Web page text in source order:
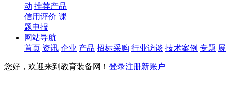
动 推荐产品
信用评价 课
题申报
网站导航
首页 资讯 企业 产品 招标采购 行业访谈 技术案例 专题
您好，欢迎来到教育装备网！ 登录注册新账户